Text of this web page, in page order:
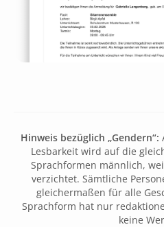
Hinweis bezüglich „Gendern“:
Lesbarkeit wird auf die
Sprachformen männlich,
verzichtet. Sämtliche
gleichermaßen für alle
Sprachform hat nur
keine